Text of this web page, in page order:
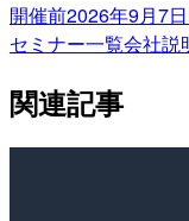
開催前2026年9月7
セミナー一覧会社説
関連記事